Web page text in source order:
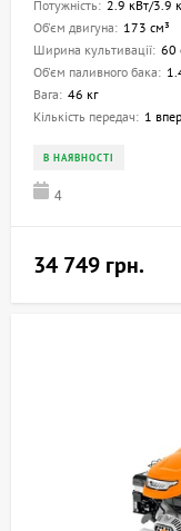
Потужність: 2.9 кВт/3.9
Об'єм двигуна: 173 см³
Ширина культивації: 60
Об'єм паливного бака:
Вага: 46 кг
Кількість передач: 1
В НАЯВНОСТІ
4
34 749 грн.